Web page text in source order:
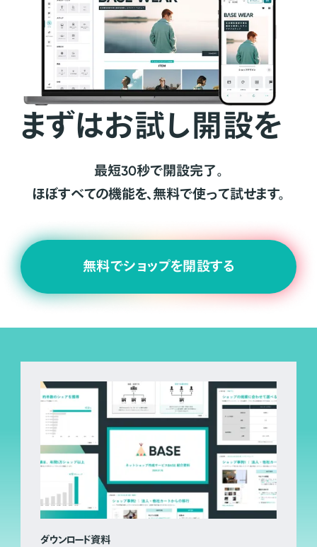
まずはお試し開設を
最短30秒で開設完了。
ほぼすべての機能を、無料で使って試せます。
無料でショップを開設する
ダウンロード資料